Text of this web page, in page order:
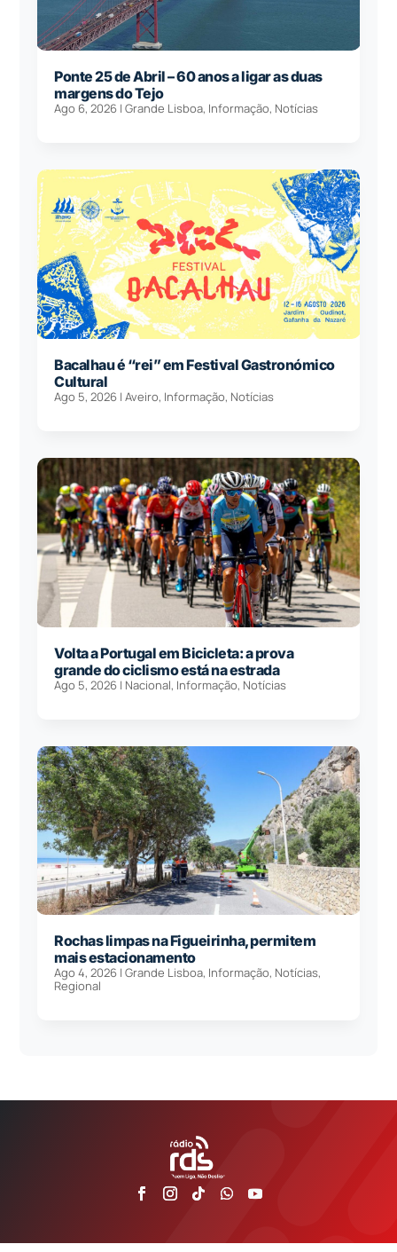
Ponte 25 de Abril – 60 anos a ligar as duas
margens do Tejo
Ago 6, 2026 |Grande Lisboa, Informação, Notícias
Bacalhau é “rei” em Festival Gastronómico
Cultural
Ago 5, 2026 |Aveiro, Informação, Notícias
Volta a Portugal em Bicicleta: a prova
grande do ciclismo está na estrada
Ago 5, 2026 | Nacional, Informação, Notícias
Rochas limpas na Figueirinha, permitem
mais estacionamento
Ago 4, 2026 |Grande Lisboa, Informação, Notícias,
Regional